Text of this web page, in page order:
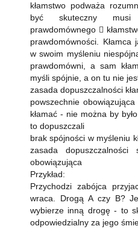
kłamstwo podważa
być skuteczny musi
prawdomównego 
prawdomówności.
w swoim myśleniu
prawdomówni, a sam
myśli spójnie, a on tu nie
zasada dopuszczalności
powszechnie obowiązująca
kłamać - nie można by
to dopuszczali
brak spójności w myśleniu
zasada dopuszczalności
obowiązująca
Przykład:
Przychodzi zabójca
wraca. Drogą A czy B?
wybierze inną drogę - to
odpowiedzialny za jego